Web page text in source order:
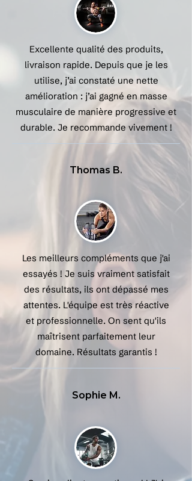
Excellente qualité des produits,
livraison rapide. Depuis que je les
utilise, j’ai constaté une nette
amélioration : j’ai gagné en masse
musculaire de manière progressive et
durable. Je recommande vivement !
Thomas B.
Les meilleurs compléments que j'ai
essayés ! Je suis vraiment satisfait
des résultats, ils ont dépassé mes
attentes. L'équipe est très réactive
et professionnelle. On sent qu'ils
maîtrisent parfaitement leur
domaine. Résultats garantis !
Sophie M.